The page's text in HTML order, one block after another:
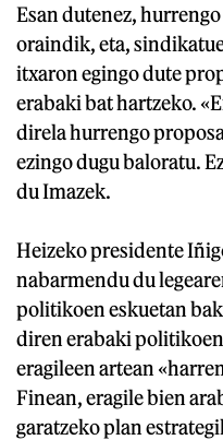
Esan dutenez,
oraindik, eta,
itxaron egingo dute
erabaki bat hartzeko.
direla hurrengo
ezingo dugu baloratu.
du Imazek.
Heizeko presidente
nabarmendu du
politikoen eskuetan
diren erabaki
eragileen artean
Finean, eragile bien
garatzeko plan